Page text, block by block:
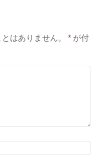
はありません。 * が付